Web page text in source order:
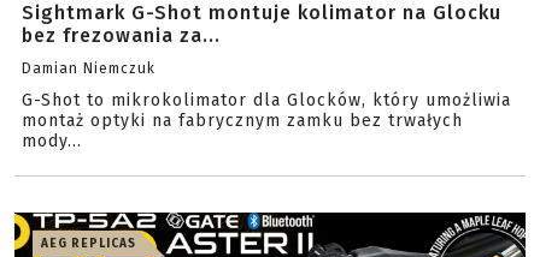
Sightmark G-Shot montuje kolimator na Glocku
bez frezowania za...
Damian Niemczuk
G-Shot to mikrokolimator dla Glocków, który umożliwia
montaż optyki na fabrycznym zamku bez trwałych
mody...
AEG REPLICAS